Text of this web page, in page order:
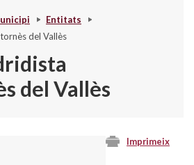
Entitats
del Vallès
del Vallès
Imprimeix